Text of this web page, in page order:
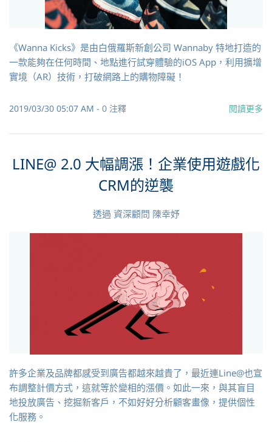
《Wanna Kicks》是由白俄羅斯新創公司 Wannaby 特地打造的
一款能夠在任何時間、地點進行試穿體驗的iOS App，利用擴增
實境（AR）技術，打破網路上的購物障礙！
2019/03/30 05:07 AM - 0 注釋 閱讀更多
LINE@ 2.0 大幅調漲！企業使用遊戲化
CRM的逆襲
透過 資深顧問 陳幸妤
許多企業及品牌都感受到廣告都越來越貴了，最近連Line@也宣
布調整計價方式，這就等於變相的漲價。如此一來，與其盲目
地投放廣告、挖掘新客戶，不如好好分析顧客畫像，提供個性
化服務。